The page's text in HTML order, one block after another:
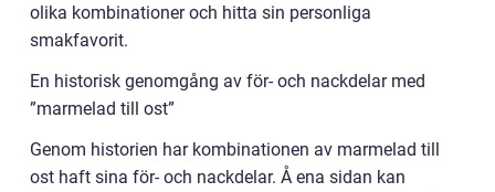
olika kombinationer och hitta sin personliga
smakfavorit.
En historisk genomgång av för- och nackdelar med
”marmelad till ost”
Genom historien har kombinationen av marmelad till
ost haft sina för- och nackdelar. Å ena sidan kan